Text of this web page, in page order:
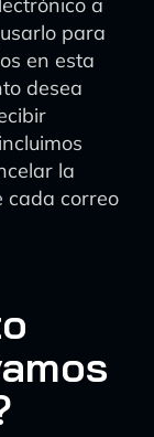
para
en esta
desea
la
cada correo